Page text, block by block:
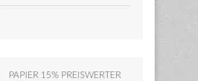
PAPIER 15% PREISWERTER